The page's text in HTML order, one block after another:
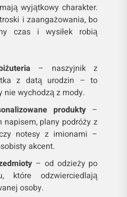
wyjątkowy charakter.
i zaangażowania, bo
czas i wysiłek robią
– naszyjnik z
z datą urodzin – to
nie wychodzą z mody.
produkty –
napisem, plany podróży z
notesy z imionami –
akcent.
– od odzieży po
które odzwierciedlają
osoby.